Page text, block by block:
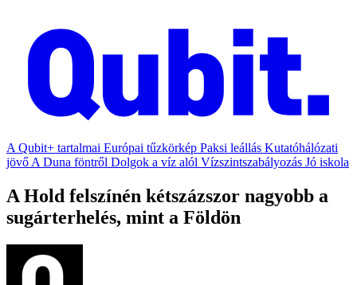
A Qubit+ tartalmai Európai tűzkörkép Paksi leállás Kutatóhálózati
jövő A Duna föntről Dolgok a víz alól Vízszintszabályozás Jó iskola
A Hold felszínén kétszázszor nagyobb a
sugárterhelés, mint a Földön